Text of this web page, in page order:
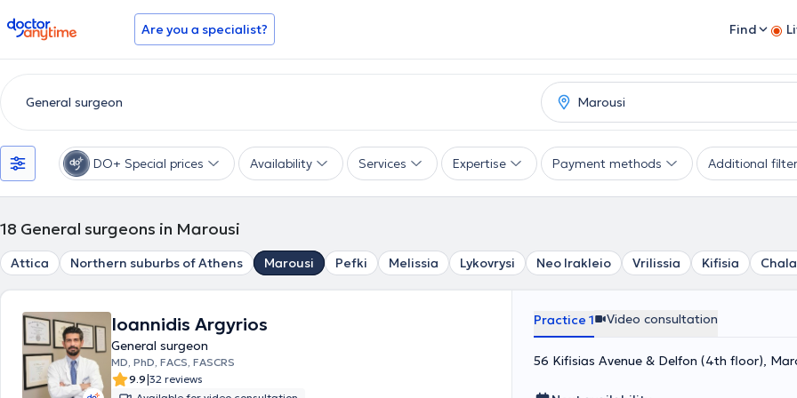
doctoranytime Are you a specialist? Find
DO+ Special prices Availability Services Expertise Payment methods Additional
18 General surgeons in Marousi
Attica Northern suburbs of Athens Marousi Pefki Melissia Lykovrysi Neo Irakleio Vrilissia Kifisia
Ioannidis Argyrios
General surgeon
MD, PhD, FACS, FASCRS
9.9|32 reviews
Practice 1 Video consultation
56 Kifisias Avenue & Delfon (4th floor),